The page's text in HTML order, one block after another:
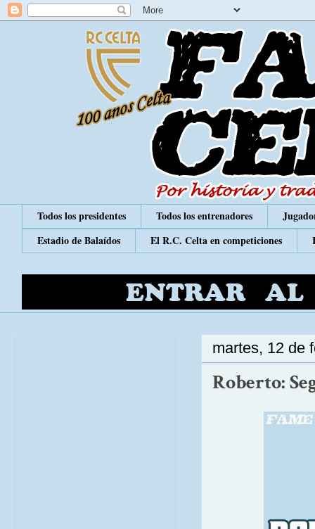
Todos los presidentes Todos los entrenadores
Estadio de Balaídos
El R.C. Celta en competiciones
martes, 12 de
Roberto: